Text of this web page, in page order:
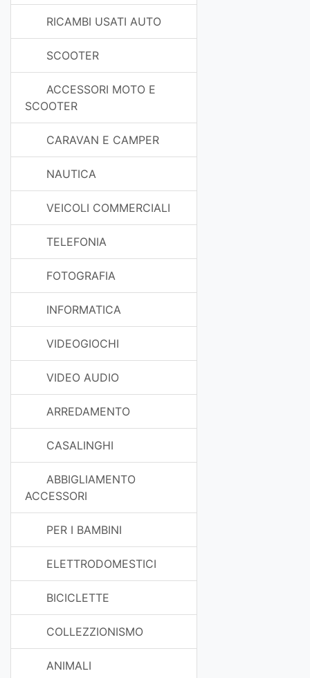
RICAMBI USATI AUTO
SCOOTER
ACCESSORI MOTO E
SCOOTER
CARAVAN E CAMPER
NAUTICA
VEICOLI COMMERCIALI
TELEFONIA
FOTOGRAFIA
INFORMATICA
VIDEOGIOCHI
VIDEO AUDIO
ARREDAMENTO
CASALINGHI
ABBIGLIAMENTO
ACCESSORI
PER I BAMBINI
ELETTRODOMESTICI
BICICLETTE
COLLEZZIONISMO
ANIMALI